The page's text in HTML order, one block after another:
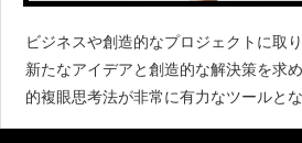
ビジネスや創造的なプロジェクトに取
新たなアイデアと創造的な解決策を求
的複眼思考法が非常に有力なツールと
単純なアプローチを超え、異なる視点